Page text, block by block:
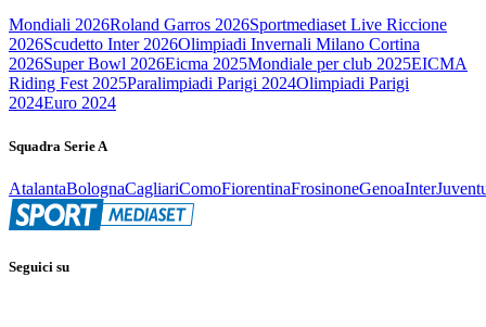
Mondiali 2026Roland Garros 2026Sportmediaset Live Riccione
2026Scudetto Inter 2026Olimpiadi Invernali Milano Cortina
2026Super Bowl 2026Eicma 2025Mondiale per club 2025EICMA
Riding Fest 2025Paralimpiadi Parigi 2024Olimpiadi Parigi
2024Euro 2024
Squadra Serie A
AtalantaBolognaCagliariComoFiorentinaFrosinoneGenoaInter
Seguici su